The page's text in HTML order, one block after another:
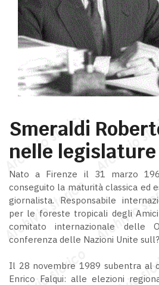
Smeraldi
nelle legislature
Nato a Firenze il 31 marzo
conseguito la maturità classica ed
giornalista. Responsabile
per le foreste tropicali degli
comitato internazionale delle
conferenza delle Nazioni Unite
Il 28 novembre 1989 subentra al
Enrico Falqui: alle elezioni